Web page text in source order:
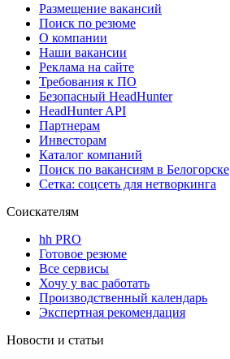
Размещение вакансий
Поиск по резюме
О компании
Наши вакансии
Реклама на сайте
Требования к ПО
Безопасный HeadHunter
HeadHunter API
Партнерам
Инвесторам
Каталог компаний
Поиск по вакансиям в Белогорске
Сетка: соцсеть для нетворкинга
Соискателям
hh PRO
Готовое резюме
Все сервисы
Хочу у вас работать
Производственный календарь
Экспертная рекомендация
Новости и статьи